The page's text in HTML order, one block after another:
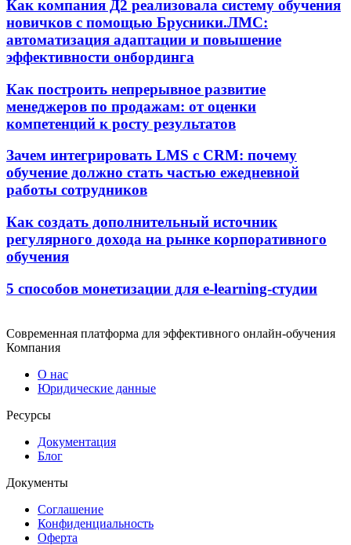
Как компания Д2 реализовала систему обучения
новичков с помощью Брусники.ЛМС:
автоматизация адаптации и повышение
эффективности онбординга
Как построить непрерывное развитие
менеджеров по продажам: от оценки
компетенций к росту результатов
Зачем интегрировать LMS с CRM: почему
обучение должно стать частью ежедневной
работы сотрудников
Как создать дополнительный источник
регулярного дохода на рынке корпоративного
обучения
5 способов монетизации для e-learning-студии
Современная платформа для эффективного онлайн-обучения
Компания
О нас
Юридические данные
Ресурсы
Документация
Блог
Документы
Соглашение
Конфиденциальность
Оферта